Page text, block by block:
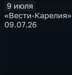
9 июля
«Вести-
09.07.26